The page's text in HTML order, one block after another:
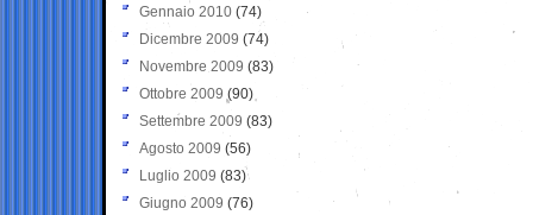
Gennaio 2010 (74)
Dicembre 2009 (74)
Novembre 2009 (83)
Ottobre 2009 (90)
Settembre 2009 (83)
Agosto 2009 (56)
Luglio 2009 (83)
Giugno 2009 (76)